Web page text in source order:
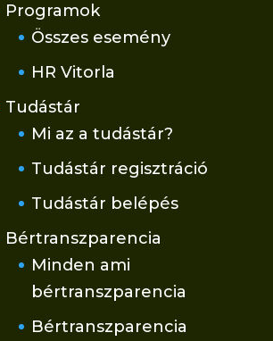
Programok
Összes esemény
HR Vitorla
Tudástár
Mi az a tudástár?
Tudástár regisztráció
Tudástár belépés
Bértranszparencia
Minden ami
bértranszparencia
Bértranszparencia